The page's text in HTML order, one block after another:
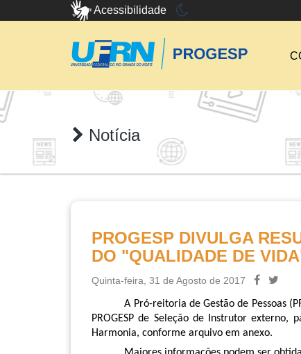
Acessibilidade
Notícia
PROGESP DIVULGA
DO "QUALIDADE DE
Quinta-feira, 31 de Agosto de 2017
A Pró-reitoria de Gestão de Pessoas
PROGESP de Seleção de Instrutor
Harmonia, conforme arquivo em anexo.